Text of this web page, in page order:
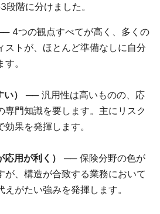
階に分けました。
4つの観点すべてが高く、多くの
ストが、ほとんど準備なしに自分
。
）
── 汎用性は高いものの、応
専門知識を要します。主にリスク
果を発揮します。
用が利く）
── 保険分野の色が
が、構造が合致する業務において
がたい強みを発揮します。